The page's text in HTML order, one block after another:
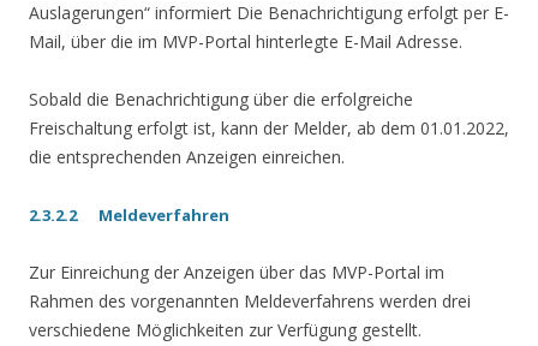
Auslagerungen“ informiert Die Benachrichtigung erfolgt per E-
Mail, über die im MVP-Portal hinterlegte E-Mail Adresse.
Sobald die Benachrichtigung über die erfolgreiche
Freischaltung erfolgt ist, kann der Melder, ab dem 01.01.2022,
die entsprechenden Anzeigen einreichen.
2.3.2.2 Meldeverfahren
Zur Einreichung der Anzeigen über das MVP-Portal im
Rahmen des vorgenannten Meldeverfahrens werden drei
verschiedene Möglichkeiten zur Verfügung gestellt.